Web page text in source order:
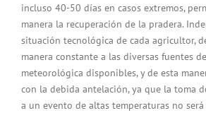
incluso 40-50 días en casos extremos,
manera la recuperación de la pradera.
situación tecnológica de cada agricultor,
manera constante a las diversas fuentes
meteorológica disponibles, y de esta
con la debida antelación, ya que la toma
a un evento de altas temperaturas no